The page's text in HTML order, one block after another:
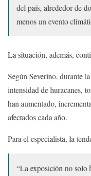
del país, alrededor de
menos un evento
La situación, además,
Según Severino, durante
intensidad de huracanes,
han aumentado,
afectados cada año.
Para el especialista, la
“La exposición no solo